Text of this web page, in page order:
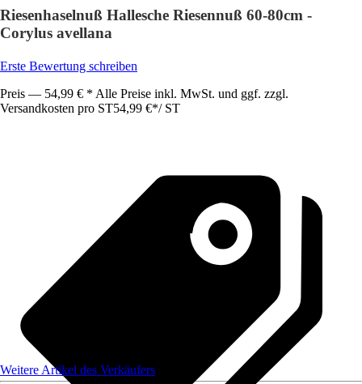
Riesenhaselnuß Hallesche Riesennuß 60-80cm -
Corylus avellana
Erste Bewertung schreiben
Preis — 54,99 € * Alle Preise inkl. MwSt. und ggf. zzgl.
Versandkosten pro ST54,99 €*/ ST
Weitere Artikel des Verkäufers